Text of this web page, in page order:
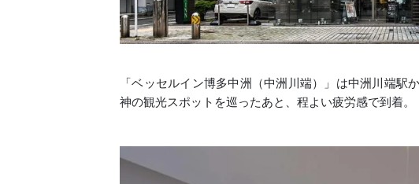
「ベッセルイン博多中洲（中洲川端）」は中洲川端
神の観光スポットを巡ったあと、程よい疲労感で到着。